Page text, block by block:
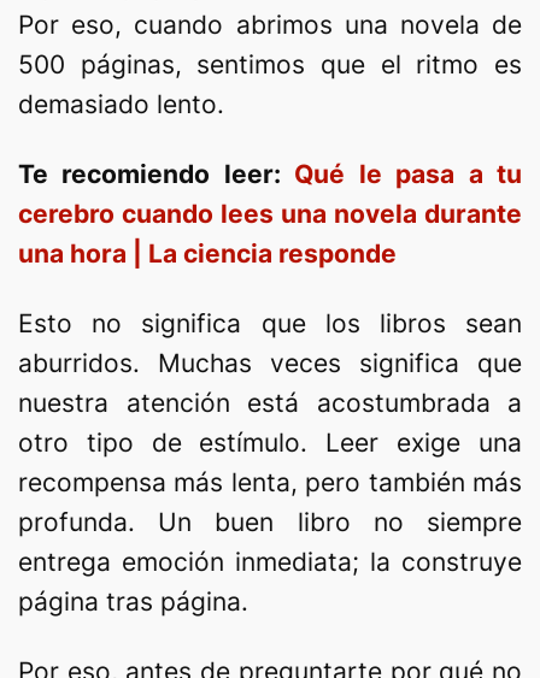
Por eso, cuando abrimos una novela de
500 páginas, sentimos que el ritmo es
demasiado lento.
Te recomiendo leer: Qué le pasa a tu
cerebro cuando lees una novela durante
una hora | La ciencia responde
Esto no significa que los libros sean
aburridos. Muchas veces significa que
nuestra atención está acostumbrada a
otro tipo de estímulo. Leer exige una
recompensa más lenta, pero también más
profunda. Un buen libro no siempre
entrega emoción inmediata; la construye
página tras página.
Por eso, antes de preguntarte por qué no